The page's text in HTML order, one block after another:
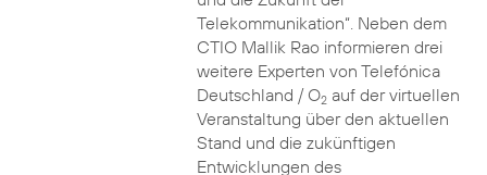
Telekommunikation“. Neben dem
CTIO Mallik Rao informieren drei
weitere Experten von Telefónica
Deutschland / O2auf der virtuellen
Veranstaltung über den aktuellen
Stand und die zukünftigen
Entwicklungen des